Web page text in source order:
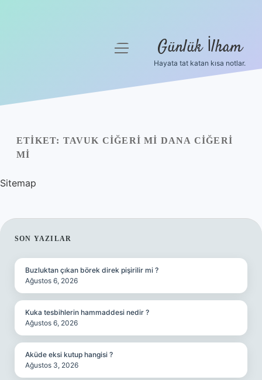
Yasal Uyarı
menüyü
Günlük İlham
Hayata tat katan kısa notlar.
ETIKET: TAVUK CIĞERI MI DANA CIĞERI
MI
Sitemap
SIDEBAR
SON YAZILAR
Buzluktan çıkan börek direk pişirilir mi ?
Ağustos 6, 2026
Kuka tesbihlerin hammaddesi nedir ?
Ağustos 6, 2026
Aküde eksi kutup hangisi ?
Ağustos 3, 2026